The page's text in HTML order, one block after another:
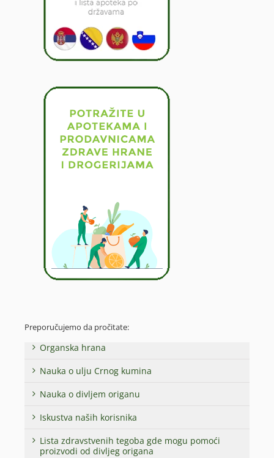
Preporučujemo da pročitate:
Organska hrana
Nauka o ulju Crnog kumina
Nauka o divljem origanu
Iskustva naših korisnika
Lista zdravstvenih tegoba gde mogu pomoći
proizvodi od divljeg origana